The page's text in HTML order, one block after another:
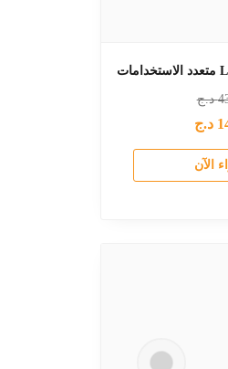
د.ج
د.ج
الآن